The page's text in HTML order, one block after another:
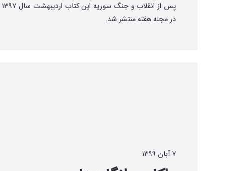
پس از انقلاب و جنگ سوریه این کتاب اردیبهشت سال ۱۳۹۷
در مجله هفته منتشر شد.
۷ آبان ۱۳۹۹